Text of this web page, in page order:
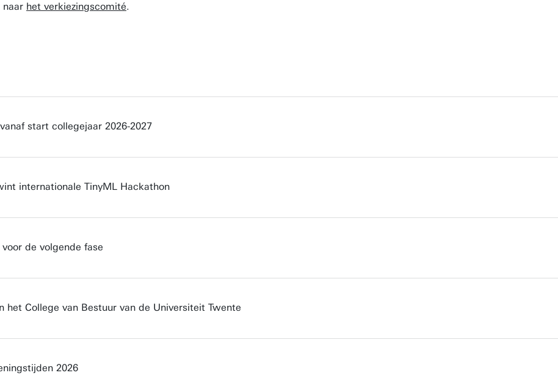
naar het verkiezingscomité.
start collegejaar 2026-2027
internationale TinyML Hackathon
de volgende fase
het College van Bestuur van de Universiteit Twente
2026